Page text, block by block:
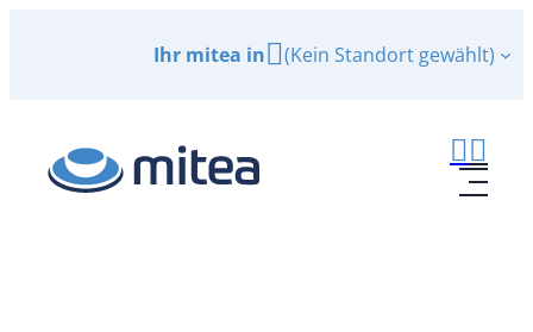
Ihr mitea in (Kein Standort gewählt)